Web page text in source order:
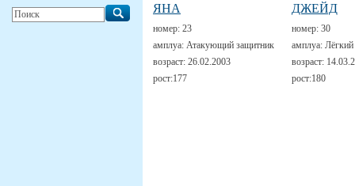
ЯНА
номер: 23
амплуа: Атакующий защитник
возраст: 26.02.2003
рост:177
ДЖЕЙД
номер: 30
амплуа:
возраст:
рост:180